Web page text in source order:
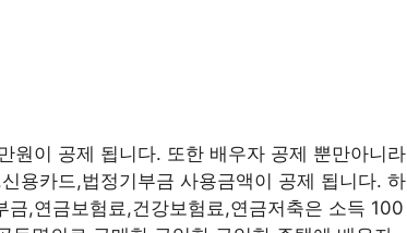
원이 공제 됩니다. 또한 배우자 공제 뿐만아니라
용카드,법정기부금 사용금액이 공제 됩니다. 하
,연금보험료,건강보험료,연금저축은 소득 100